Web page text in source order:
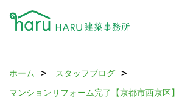
ホーム
スタッフブログ
マンションリフォーム完了【京都市西京区】